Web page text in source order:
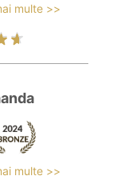
multe >>
multe >>